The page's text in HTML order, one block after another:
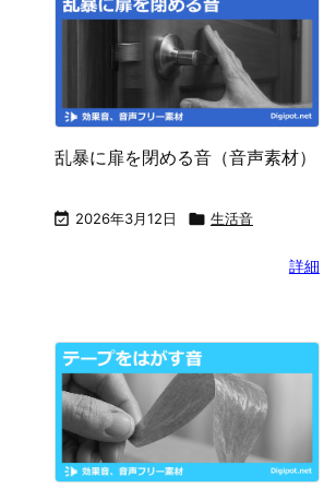
乱暴に扉を閉める音（音声素材）
 2026年3月12日  生活音
詳細